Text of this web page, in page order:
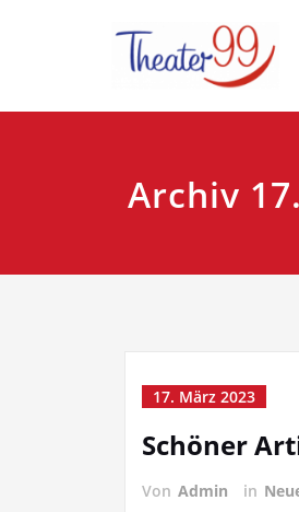
Archiv
17. März 2023
Schöner
Von Admin in